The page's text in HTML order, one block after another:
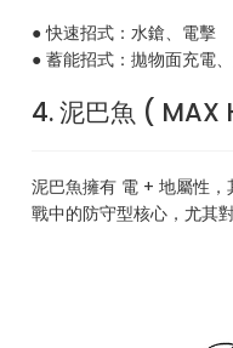
● 快速招式：水鎗、電擊
● 蓄能招式：拋物面充電
4. 泥巴魚 ( MAX
泥巴魚擁有 電 + 地屬性
戰中的防守型核心，尤其